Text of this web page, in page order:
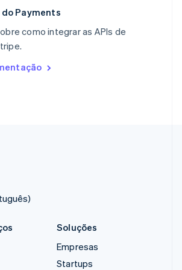
Payments
como integrar as APIs de
Soluções
Empresas
Startups